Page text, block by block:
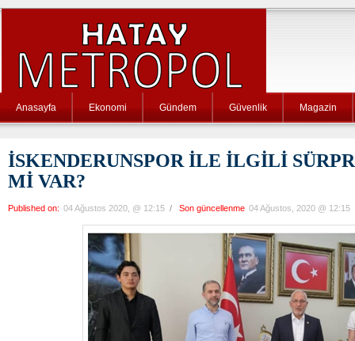
Anasayfa Ekonomi Gündem Güvenlik Magazin
İSKENDERUNSPOR İLE İLGİLİ
Mİ VAR?
Published on: 04 Ağustos 2020, @ 12:15 / Son güncellenme 04 Ağustos, 2020 @ 12:15